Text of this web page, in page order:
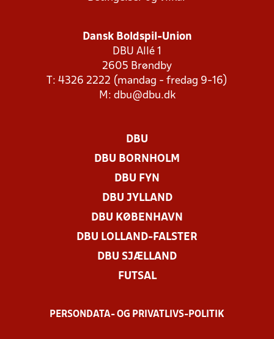
Dansk Boldspil-Union
DBU Allé 1
2605 Brøndby
T: 4326 2222 (mandag - fredag 9-16)
M: dbu@dbu.dk
DBU
DBU BORNHOLM
DBU FYN
DBU JYLLAND
DBU KØBENHAVN
DBU LOLLAND-FALSTER
DBU SJÆLLAND
FUTSAL
PERSONDATA- OG PRIVATLIVS-POLITIK